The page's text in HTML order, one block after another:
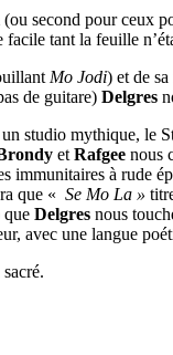
second pour ceux
tant la feuille
Mo Jodi) et de
de guitare) Delgres
studio mythique, le
et Rafgee nous
immunitaires à rude
que « Se Mo La »
que Delgres nous
avec une langue